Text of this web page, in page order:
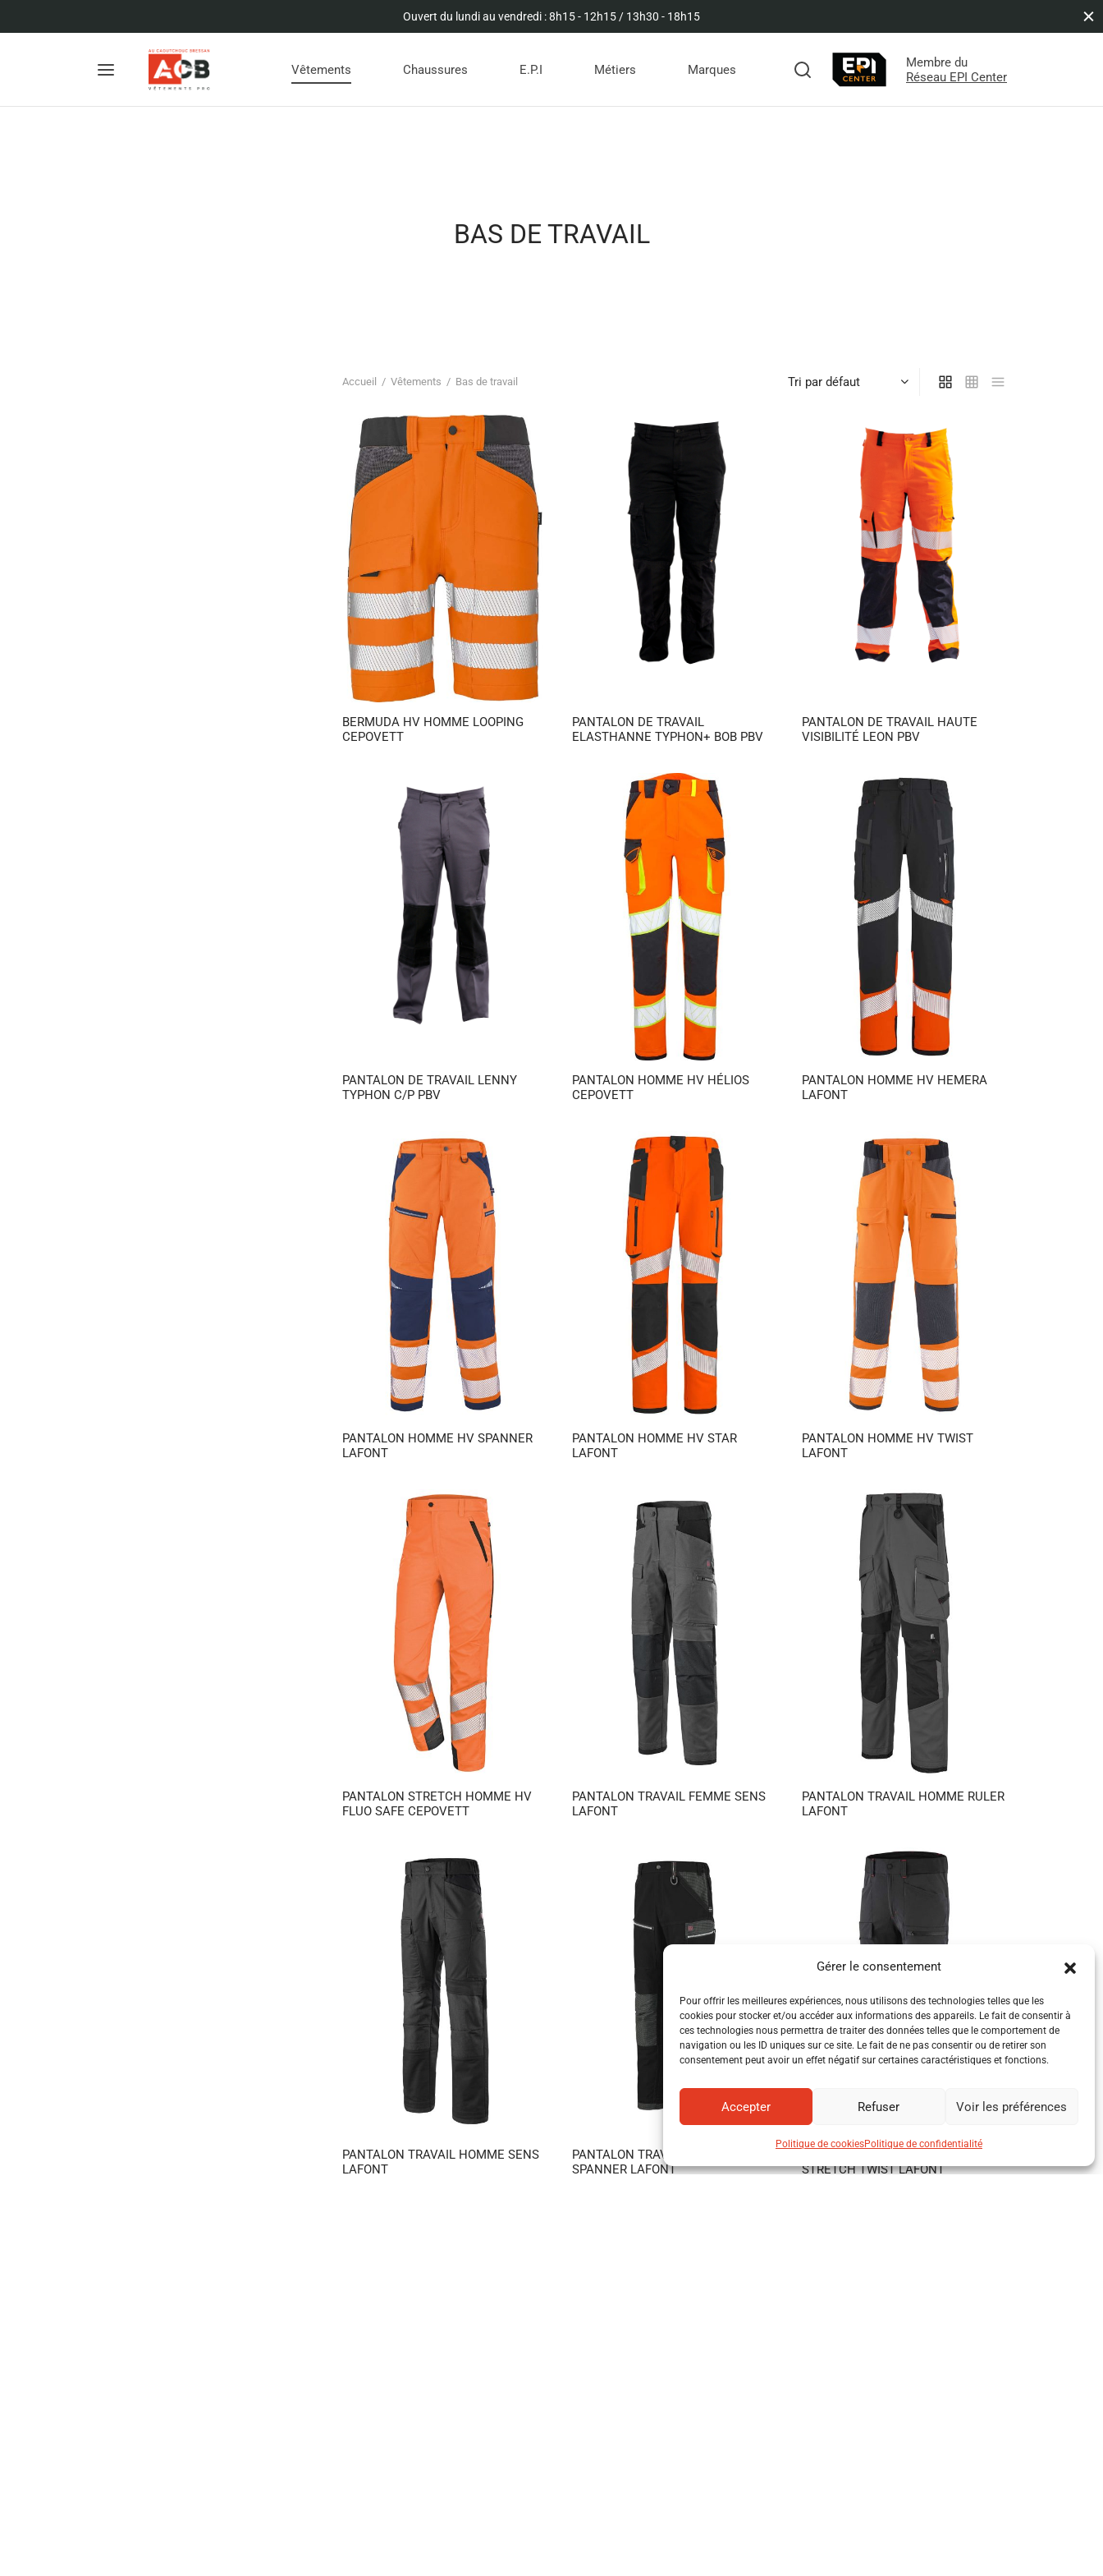
Gérer le consentement
Pour offrir les meilleures expériences, nous utilisons des technologies telles que les
cookies pour stocker et/ou accéder aux informations des appareils. Le fait de consentir à
ces technologies nous permettra de traiter des données telles que le comportement de
navigation ou les ID uniques sur ce site. Le fait de ne pas consentir ou de retirer son
consentement peut avoir un effet négatif sur certaines caractéristiques et fonctions.
Accepter Refuser Voir les préférences
Politique de cookiesPolitique de confidentialité
Ouvert du lundi au vendredi : 8h15 - 12h15 / 13h30 - 18h15
Vêtements Chaussures E.P.I Métiers Marques
Membre du
Réseau EPI Center
BAS DE TRAVAIL
Accueil / Vêtements / Bas de travail
BERMUDA HV HOMME LOOPING
CEPOVETT
PANTALON DE TRAVAIL
ELASTHANNE TYPHON+ BOB PBV
PANTALON DE TRAVAIL HAUTE
VISIBILITÉ LEON PBV
PANTALON DE TRAVAIL LENNY
TYPHON C/P PBV
PANTALON HOMME HV HÉLIOS
CEPOVETT
PANTALON HOMME HV HEMERA
LAFONT
PANTALON HOMME HV SPANNER
LAFONT
PANTALON HOMME HV STAR
LAFONT
PANTALON HOMME HV TWIST
LAFONT
PANTALON STRETCH HOMME HV
FLUO SAFE CEPOVETT
PANTALON TRAVAIL FEMME SENS
LAFONT
PANTALON TRAVAIL HOMME RULER
LAFONT
PANTALON TRAVAIL HOMME SENS
LAFONT
PANTALON TRAVAIL HOMME
SPANNER LAFONT
STRETCH TWIST LAFONT